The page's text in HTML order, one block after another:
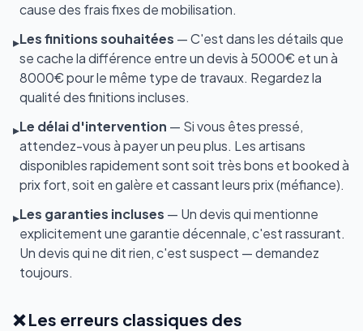
cause des frais fixes de mobilisation.
▸Les finitions souhaitées — C'est dans les détails que
se cache la différence entre un devis à 5000€ et un à
8000€ pour le même type de travaux. Regardez la
qualité des finitions incluses.
▸Le délai d'intervention — Si vous êtes pressé,
attendez-vous à payer un peu plus. Les artisans
disponibles rapidement sont soit très bons et booked à
prix fort, soit en galère et cassant leurs prix (méfiance).
▸Les garanties incluses — Un devis qui mentionne
explicitement une garantie décennale, c'est rassurant.
Un devis qui ne dit rien, c'est suspect — demandez
toujours.
❌ Les erreurs classiques des